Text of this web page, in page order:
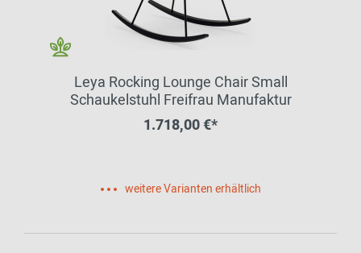
Leya Rocking Lounge Chair Small
Schaukelstuhl Freifrau Manufaktur
1.718,00 €*
weitere Varianten erhältlich